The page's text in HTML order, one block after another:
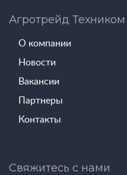
Агротрейд Техником
О компании
Новости
Вакансии
Партнеры
Контакты
Свяжитесь с нами